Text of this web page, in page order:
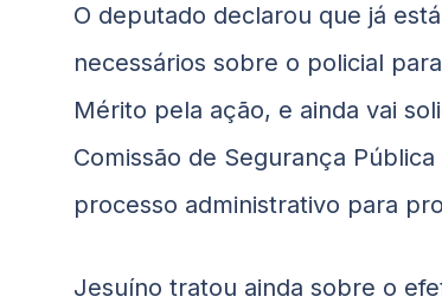
O deputado declarou que já
necessários sobre o policial
Mérito pela ação, e ainda vai
Comissão de Segurança
processo administrativo para
Jesuíno tratou ainda sobre o